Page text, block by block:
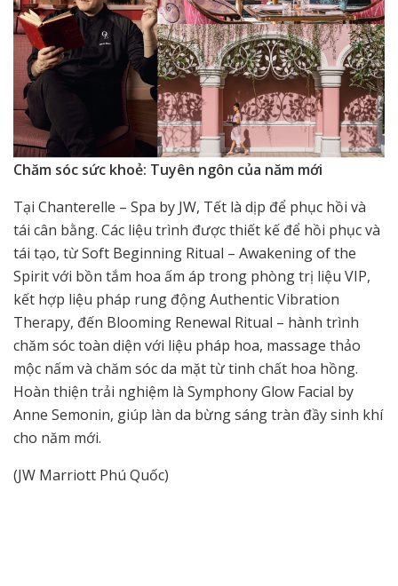
Chăm sóc sức khoẻ: Tuyên ngôn của năm mới
Tại Chanterelle – Spa by JW, Tết là dịp để phục hồi và
tái cân bằng. Các liệu trình được thiết kế để hồi phục và
tái tạo, từ Soft Beginning Ritual – Awakening of the
Spirit với bồn tắm hoa ấm áp trong phòng trị liệu VIP,
kết hợp liệu pháp rung động Authentic Vibration
Therapy, đến Blooming Renewal Ritual – hành trình
chăm sóc toàn diện với liệu pháp hoa, massage thảo
mộc nấm và chăm sóc da mặt từ tinh chất hoa hồng.
Hoàn thiện trải nghiệm là Symphony Glow Facial by
Anne Semonin, giúp làn da bừng sáng tràn đầy sinh khí
cho năm mới.
(JW Marriott Phú Quốc)